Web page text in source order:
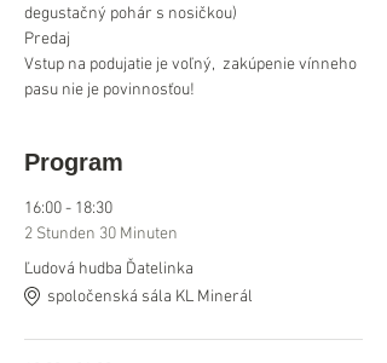
degustačný pohár s nosičkou)
Predaj
Vstup na podujatie je voľný,  zakúpenie vínneho
pasu nie je povinnosťou!
Program
16:00 - 18:30
2 Stunden 30 Minuten
Ľudová hudba Ďatelinka
spoločenská sála KL Minerál